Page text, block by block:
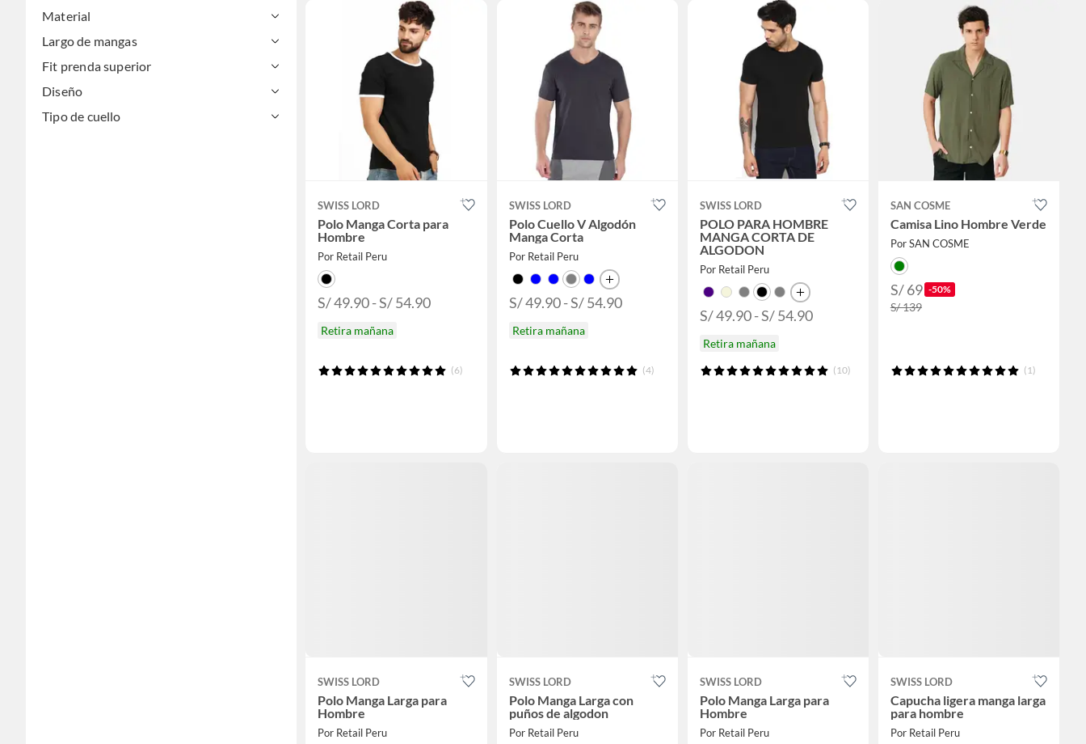
Material
Largo de mangas
Fit prenda superior
Diseño
Tipo de cuello
SWISS LORD
Polo Manga Corta para
Hombre
Por Retail Peru
S/ 49.90 - S/ 54.90
Retira mañana
(6)
SWISS LORD
Polo Cuello V Algodón
Manga Corta
Por Retail Peru
S/ 49.90 - S/ 54.90
Retira mañana
(4)
SWISS LORD
POLO PARA HOMBRE
MANGA CORTA DE
ALGODON
Por Retail Peru
S/ 49.90 - S/ 54.90
Retira mañana
(10)
SAN COSME
Camisa Lino Hombre Verde
Por SAN COSME
S/ 69 -50%
S/ 139
(1)
SWISS LORD
Polo Manga Larga para
Hombre
Por Retail Peru
SWISS LORD
Polo Manga Larga con
puños de algodon
Por Retail Peru
SWISS LORD
Polo Manga Larga para
Hombre
Por Retail Peru
SWISS LORD
Capucha ligera manga larga
para hombre
Por Retail Peru